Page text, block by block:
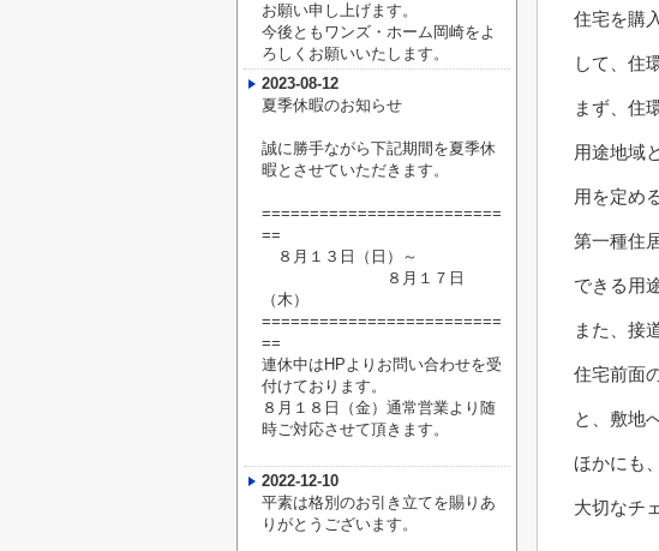
住宅を購
して、住
まず、住
用途地域
用を定め
第一種住
できる用
また、接
住宅前面
と、敷地
ほかにも
大切なチ
お願い申し上げます。
今後ともワンズ・ホーム岡崎をよ
ろしくお願いいたします。
2023-08-12
夏季休暇のお知らせ
誠に勝手ながら下記期間を夏季休
暇 とさせていただきます。
=========================
==
８月１３日（日）～
８月１７日
（木）
=========================
==
連休中はHPよりお問い合わせを受
付けております。
８月１８日（金）通常営業より随
時ご対応させて頂きます。
2022-12-10
平素は格別のお引き立てを賜りあ
りがとうございます。